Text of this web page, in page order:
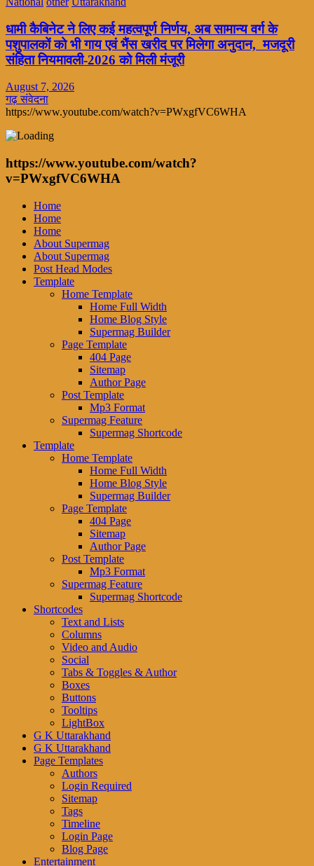
धामी कैबिनेट ने लिए कई महत्वपूर्ण निर्णय, अब सामान्य वर्ग के
पशुपालकों को भी गाय एवं भैंस खरीद पर मिलेगा अनुदान, मजदूरी
संहिता नियमावली-2026 को मिली मंजूरी
August 7, 2026
गढ़ संवेदना
https://www.youtube.com/watch?v=PWxgfVC6WHA
https://www.youtube.com/watch?
v=PWxgfVC6WHA
Home
Home
Home
About Supermag
About Supermag
Post Head Modes
Template
Home Template
Home Full Width
Home Blog Style
Supermag Builder
Page Template
404 Page
Sitemap
Author Page
Post Template
Mp3 Format
Supermag Feature
Supermag Shortcode
Template
Home Template
Home Full Width
Home Blog Style
Supermag Builder
Page Template
404 Page
Sitemap
Author Page
Post Template
Mp3 Format
Supermag Feature
Supermag Shortcode
Shortcodes
Text and Lists
Columns
Video and Audio
Social
Tabs & Toggles & Author
Boxes
Buttons
Tooltips
LightBox
G K Uttarakhand
G K Uttarakhand
Page Templates
Authors
Login Required
Sitemap
Tags
Timeline
Login Page
Blog Page
Entertainment